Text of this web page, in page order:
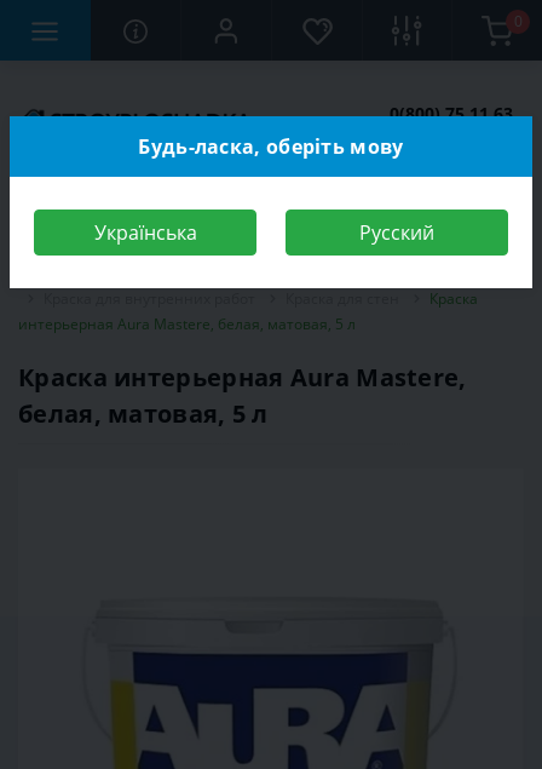
0
0(800) 75 11 63
Краска
интерьерная Aura Mastere, белая, матовая, 5 л
Краска интерьерная Aura Mastere,
белая, матовая, 5 л
Будь-ласка, оберіть мову
Українська Русский